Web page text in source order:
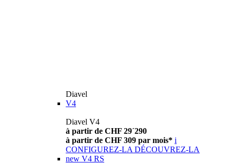
Diavel
V4
Diavel V4
à partir de CHF 29´290
à partir de CHF 309 par mois* i
CONFIGUREZ-LA DÉCOUVREZ-LA
new V4 RS